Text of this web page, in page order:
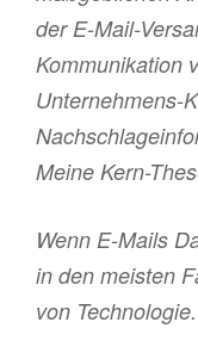
der E-Mail-
Kommunikation
Unternehmens-
Meine Kern-
Wenn E-Mails
in den meisten
von Technologie.